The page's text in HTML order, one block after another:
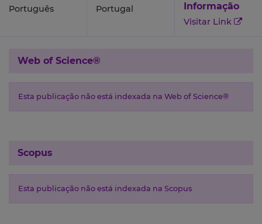
Português Portugal
Informação
Visitar Link
Web of Science®
Esta publicação não está indexada na Web of Science®
Scopus
Esta publicação não está indexada na Scopus